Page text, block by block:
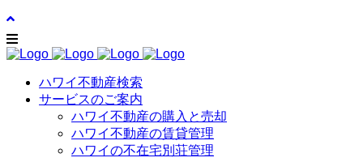
ハワイ不動産検索
サービスのご案内
ハワイ不動産の購入と売却
ハワイ不動産の賃貸管理
ハワイの不在宅別荘管理